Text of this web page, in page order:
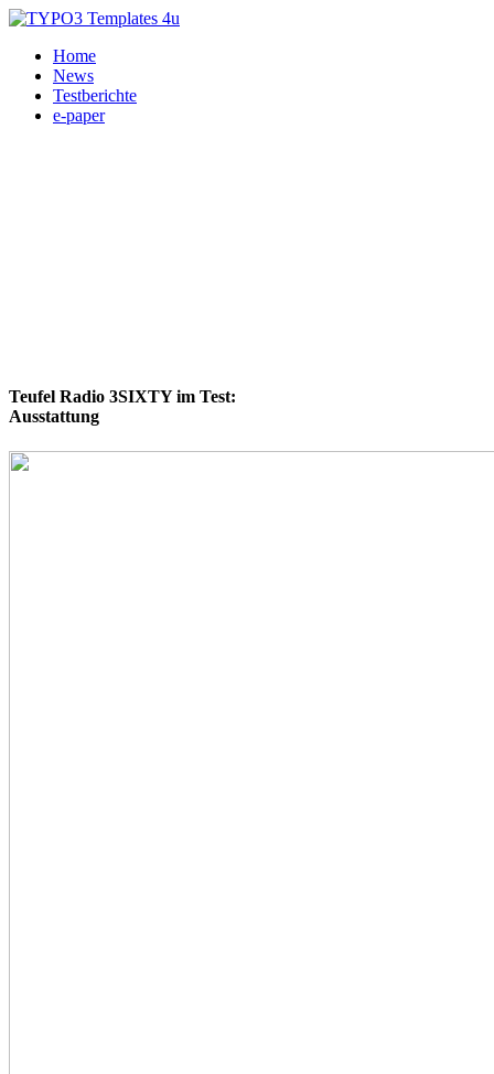
Home
News
Testberichte
e-paper
Teufel Radio 3SIXTY im Test:
Ausstattung